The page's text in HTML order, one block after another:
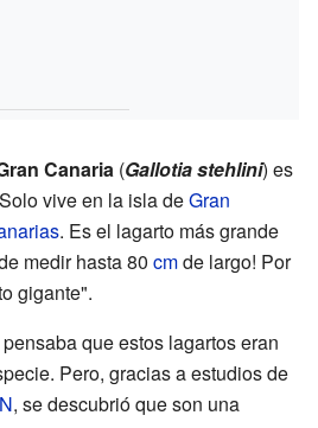
Canaria (Gallotia stehlini) es
vive en la isla deGran
. Es el lagarto más grande
medir hasta 80 cmde largo! Por
gigante".
que estos lagartos eran
Pero, gracias a estudios de
, se descubrió que son una